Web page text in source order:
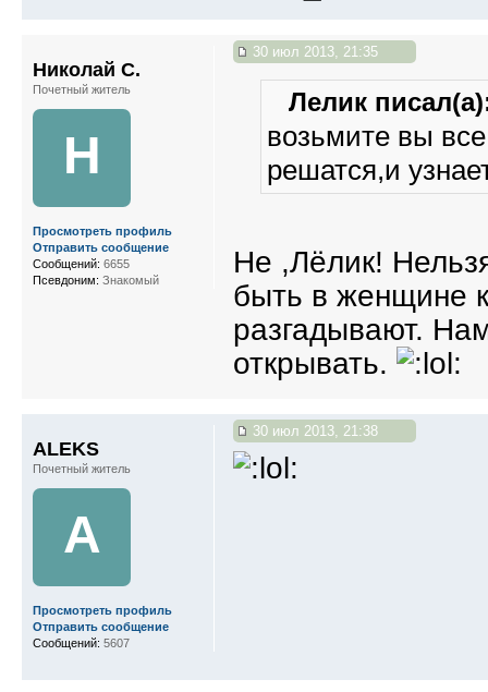
30 июл 2013, 21:35
Лелик
возьмите вы
решатся,и
Не ,Лёлик!
быть в женщине
разгадывают.
открывать.
Николай С.
Почетный житель
Н
Просмотреть профиль
Отправить сообщение
Сообщений: 6655
Псевдоним: Знакомый
30 июл 2013, 21:38
ALEKS
Почетный житель
A
Просмотреть профиль
Отправить сообщение
Сообщений: 5607